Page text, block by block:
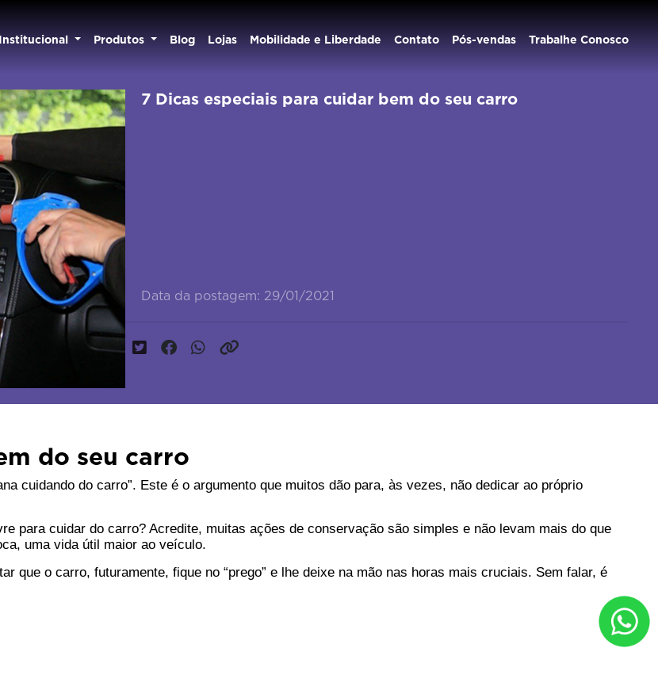
Institucional Produtos Blog Lojas Mobilidade e Liberdade Contato Pós-vendas Trabalhe Conosco
7 Dicas especiais para cuidar bem do seu carro
Data da postagem: 29/01/2021
do seu carro
cuidando do carro”. Este é o argumento que muitos dão para, às vezes, não dedicar ao próprio
para cuidar do carro? Acredite, muitas ações de conservação são simples e não levam mais do que
uma vida útil maior ao veículo.
que o carro, futuramente, fique no “prego” e lhe deixe na mão nas horas mais cruciais. Sem falar, é